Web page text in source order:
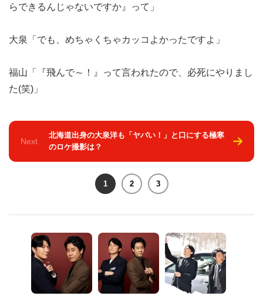
らできるんじゃないですか』って」
大泉「でも、めちゃくちゃカッコよかったですよ」
福山「『飛んで～！』って言われたので、必死にやりまし
た(笑)」
Next
北海道出身の大泉洋も「ヤバい！」と口にする極寒
のロケ撮影は？
1 2 3